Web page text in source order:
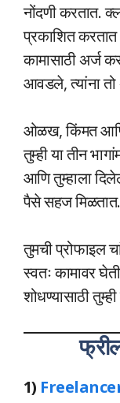
नोंदणी करतात.
प्रकाशित
कामासाठी अर्ज
आवडले, त्यांना
ओळख, किंमत आणि
तुम्ही या तीन
आणि तुम्हाला
पैसे सहज मिळतात.
तुमची प्रोफाइल
स्वतः कामावर
शोधण्यासाठी
1)